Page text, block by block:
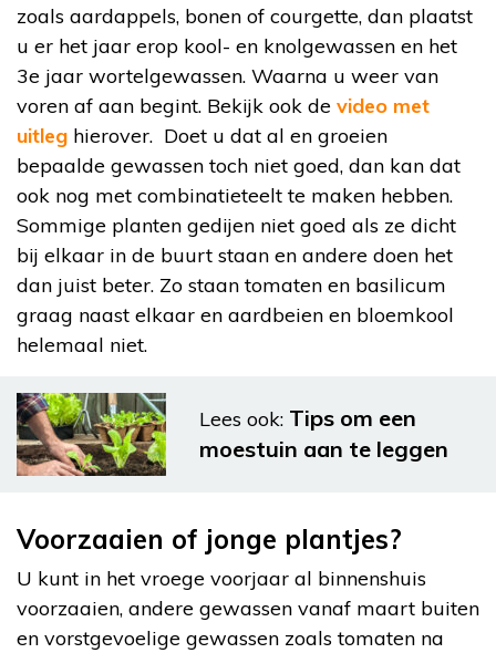
zoals aardappels, bonen of courgette, dan plaatst
u er het jaar erop kool- en knolgewassen en het
3e jaar wortelgewassen. Waarna u weer van
voren af aan begint. Bekijk ook de video met
uitleg hierover. Doet u dat al en groeien
bepaalde gewassen toch niet goed, dan kan dat
ook nog met combinatieteelt te maken hebben.
Sommige planten gedijen niet goed als ze dicht
bij elkaar in de buurt staan en andere doen het
dan juist beter. Zo staan tomaten en basilicum
graag naast elkaar en aardbeien en bloemkool
helemaal niet.
Lees ook: Tips om een
moestuin aan te leggen
Voorzaaien of jonge plantjes?
U kunt in het vroege voorjaar al binnenshuis
voorzaaien, andere gewassen vanaf maart buiten
en vorstgevoelige gewassen zoals tomaten na